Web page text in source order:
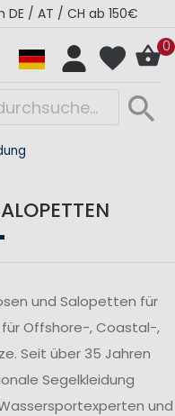
- Super Sale
0
und Salopetten für
Offshore-, Coastal-,
Seit über 35 Jahren
Segelkleidung
und